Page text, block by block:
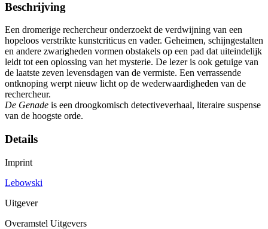
Beschrijving
Een dromerige rechercheur onderzoekt de verdwijning van een
hopeloos verstrikte kunstcriticus en vader. Geheimen, schijngestalten
en andere zwarigheden vormen obstakels op een pad dat uiteindelijk
leidt tot een oplossing van het mysterie. De lezer is ook getuige van
de laatste zeven levensdagen van de vermiste. Een verrassende
ontknoping werpt nieuw licht op de wederwaardigheden van de
rechercheur.
De Genade is een droogkomisch detectiveverhaal, literaire suspense
van de hoogste orde.
Details
Imprint
Lebowski
Uitgever
Overamstel Uitgevers